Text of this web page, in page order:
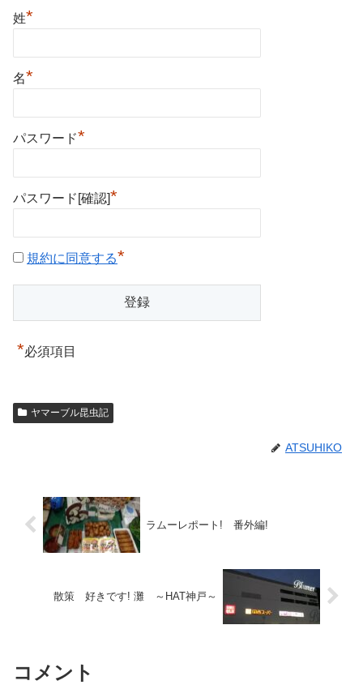
姓*
名*
パスワード*
パスワード[確認]*
規約に同意する*
*必須項目
ヤマーブル昆虫記
ATSUHIKO
ラムーレポート! 番外編!
散策 好きです! 灘 ～HAT神戸～
コメント